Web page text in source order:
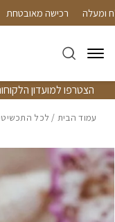
Skip to Contentרכישה
הצטרפו למועדון הלקוחות של טאו
עמוד הבית / לכל
בחזרה למעלה